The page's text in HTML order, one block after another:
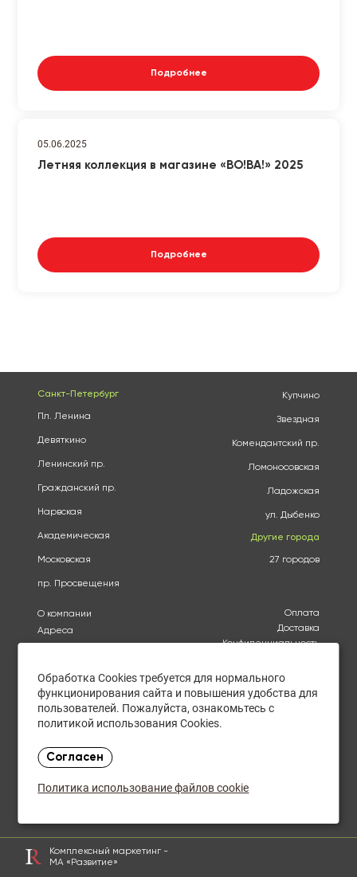
Подробнее
05.06.2025
Летняя коллекция в магазине «ВО!ВА!» 2025
Подробнее
Санкт-Петербург
Пл. Ленина
Девяткино
Ленинский пр.
Гражданский пр.
Нарвская
Академическая
Московская
пр. Просвещения
Купчино
Звездная
Комендантский пр.
Ломоносовская
Ладожская
ул. Дыбенко
Другие города
27 городов
О компании
Адреса
Акции
Купить оптом
Отзывы
Оплата
Доставка
Конфиденциальность
Согласие на обработку
персональных данных
Политика в отношении
обработки персональных
Комплексный маркетинг -
МА «Развитие»
Обработка Cookies требуется для нормального
функционирования сайта и повышения удобства для
пользователей. Пожалуйста, ознакомьтесь с
политикой использования Cookies.
Согласен
Политика использование файлов cookie